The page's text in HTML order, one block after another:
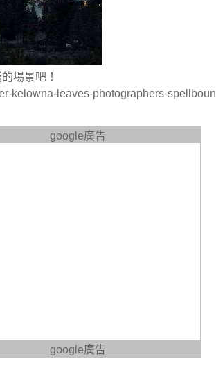
場景吧！
kelowna-leaves-photographers-spellboun
google廣告
google廣告